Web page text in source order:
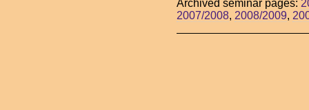
Archived seminar pages:
2007/2008, 2008/2009,